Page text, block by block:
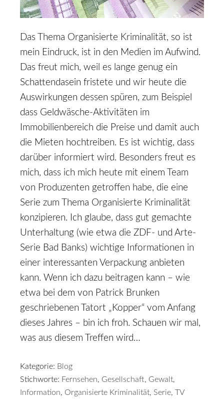
Das Thema Organisierte Kriminalität, so ist
mein Eindruck, ist in den Medien im Aufwind.
Das freut mich, weil es lange genug ein
Schattendasein fristete und wir heute die
Auswirkungen dessen spüren, zum Beispiel
dass Geldwäsche-Aktivitäten im
Immobilienbereich die Preise und damit auch
die Mieten hochtreiben. Es ist wichtig, dass
darüber informiert wird. Besonders freut es
mich, dass ich mich heute mit einem Team
von Produzenten getroffen habe, die eine
Serie zum Thema Organisierte Kriminalität
konzipieren. Ich glaube, dass gut gemachte
Unterhaltung (wie etwa die ZDF- und Arte-
Serie Bad Banks) wichtige Informationen in
einer interessanten Verpackung anbieten
kann. Wenn ich dazu beitragen kann – wie
etwa bei dem von Patrick Brunken
geschriebenen Tatort „Kopper“ vom Anfang
dieses Jahres – bin ich froh. Schauen wir mal,
was aus diesem Treffen wird…
Kategorie: Blog
Stichworte: Fernsehen, Gesellschaft, Gewalt,
Information, Organisierte Kriminalität, Serie, TV